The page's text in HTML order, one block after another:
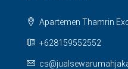
Apartemen Thamrin
+628159552552